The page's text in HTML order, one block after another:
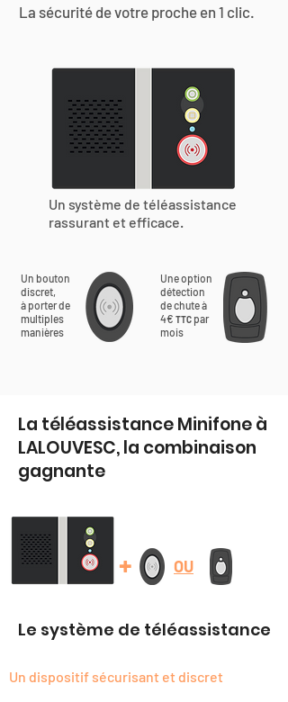
La sécurité de votre proche en 1 clic.
Un système de téléassistance
rassurant et efficace.
Un bouton
discret,
à porter de
multiples
manières
Une option
détection
de chute à
4€ TTC par
mois
La téléassistance Minifone à
LALOUVESC, la combinaison
gagnante
+ OU
Le système de téléassistance
Un dispositif sécurisant et discret